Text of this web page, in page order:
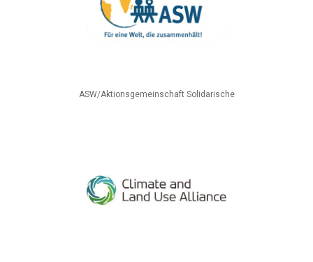
ASW/Aktionsgemeinschaft Solidarische